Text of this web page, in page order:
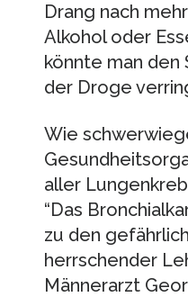
Drang nach
Alkohol oder
könnte man den
der Droge
Wie
aller
“Das
zu den
herrschender
Männerarzt